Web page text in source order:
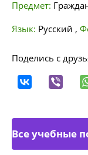
Предмет:
Язык: Русский ,
Поделись с
Все учебные